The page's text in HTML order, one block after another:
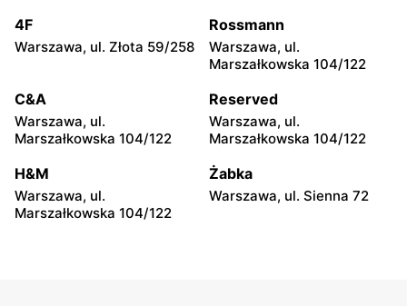
Józefa Piłsudskiego 91
Kleeberga 6
Action
Lubiejewska 63
Action
102
Action
10
Action
Action Action
4F
Warszawa, ul. Złota 59/258
Rossmann
Warszawa, ul.
Marszałkowska 104/122
C&A
Warszawa, ul.
Marszałkowska 104/122
Reserved
Warszawa, ul.
Marszałkowska 104/122
H&M
Warszawa, ul.
Marszałkowska 104/122
Żabka
Warszawa, ul. Sienna 72